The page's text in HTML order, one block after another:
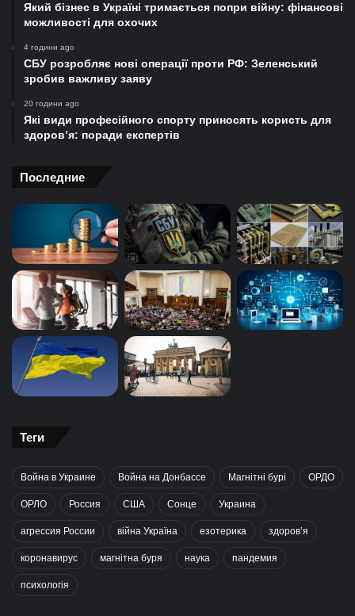
Який бізнес в Україні тримається попри війну: фінансові
можливості для охочих
4 години ago
СБУ розробляє нові операції проти РФ: Зеленський
зробив важливу заяву
20 години ago
Які види професійного спорту приносять користь для
здоров’я: поради експертів
Последние
Теги
Война в Украине Война на Донбассе Магнітні бурі ОРДО
ОРЛО Россия США Сонце Украина
агрессия России війна Україна езотерика здоров’я
коронавирус магнітна буря наука пандемия
психологія